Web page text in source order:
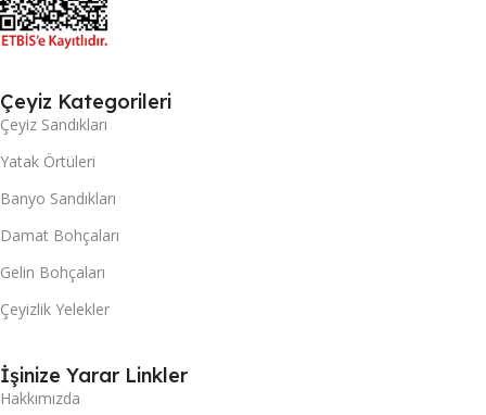
Çeyiz Kategorileri
Çeyiz Sandıkları
Yatak Örtüleri
Banyo Sandıkları
Damat Bohçaları
Gelin Bohçaları
Çeyizlik Yelekler
İşinize Yarar Linkler
Hakkımızda